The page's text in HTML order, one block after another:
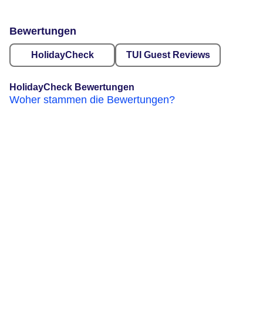
Bewertungen
HolidayCheck TUI Guest Reviews
HolidayCheck Bewertungen
Woher stammen die Bewertungen?